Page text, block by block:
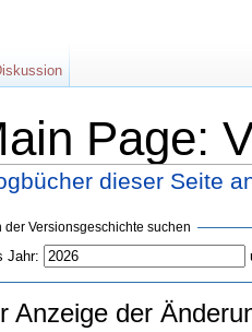
Page:
dieser Seite
der Versionsgeschichte suchen
Jahr:
Anzeige der